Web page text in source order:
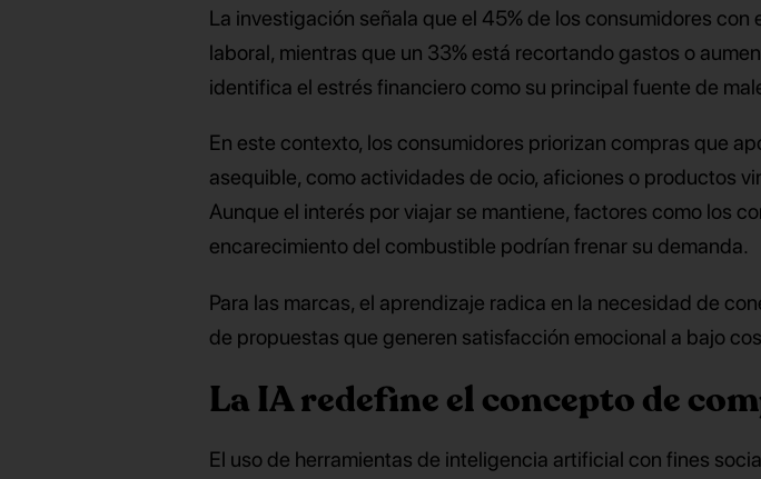
La investigación señala que el 45% de los consumidores
laboral, mientras que un 33% está recortando gastos o
identifica el estrés financiero como su principal fuente de
En este contexto, los consumidores priorizan compras que
asequible, como actividades de ocio, aficiones o productos
Aunque el interés por viajar se mantiene, factores como los
encarecimiento del combustible podrían frenar su demanda.
Para las marcas, el aprendizaje radica en la necesidad de
de propuestas que generen satisfacción emocional a bajo
La IA redefine el concepto de
El uso de herramientas de inteligencia artificial con fines